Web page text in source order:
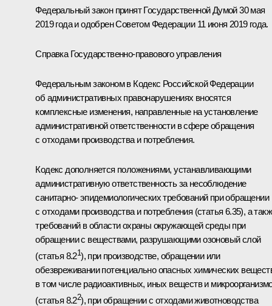
Федеральный закон принят Государственной Думой 30 мая
2019 года и одобрен Советом Федерации 11 июня 2019 года.
Справка Государственно-правового управления
Федеральным законом в Кодекс Российской Федерации
об административных правонарушениях вносятся
комплексные изменения, направленные на установление
административной ответственности в сфере обращения
с отходами производства и потребления.
Кодекс дополняется положениями, устанавливающими
административную ответственность за несоблюдение
санитарно- эпидемиологических требований при обращении
с отходами производства и потребления (статья 6.35), а
требований в области охраны окружающей среды при
обращении с веществами, разрушающими озоновый слой
(статья 8.21), при производстве, обращении или
обезвреживании потенциально опасных химических
в том числе радиоактивных, иных веществ и
(статья 8.22), при обращении с отходами животноводства